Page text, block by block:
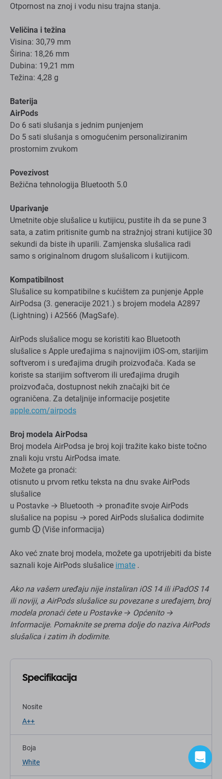
Otpornost na znoj i vodu nisu trajna stanja.
Veličina i težina
Visina: 30,79 mm
Širina: 18,26 mm
Dubina: 19,21 mm
Težina: 4,28 g
Baterija
AirPods
Do 6 sati slušanja s jednim punjenjem
Do 5 sati slušanja s omogućenim personaliziranim
prostornim zvukom
Povezivost
Bežična tehnologija Bluetooth 5.0
Uparivanje
Umetnite obje slušalice u kutijicu, pustite ih da se pune 3
sata, a zatim pritisnite gumb na stražnjoj strani kutijice 30
sekundi da biste ih uparili. Zamjenska slušalica radi
samo s originalnom drugom slušalicom i kutijicom.
Kompatibilnost
Slušalice su kompatibilne s kućištem za punjenje Apple
AirPodsa (3. generacije 2021.) s brojem modela A2897
(Lightning) i A2566 (MagSafe).
AirPods slušalice mogu se koristiti kao Bluetooth
slušalice s Apple uređajima s najnovijim iOS-om, starijim
softverom i s uređajima drugih proizvođača. Kada se
koriste sa starijim softverom ili uređajima drugih
proizvođača, dostupnost nekih značajki bit će
ograničena. Za detaljnije informacije posjetite
apple.com/airpods
Broj modela AirPodsa
Broj modela AirPodsa je broj koji tražite kako biste točno
znali koju vrstu AirPodsa imate.
Možete ga pronaći:
otisnuto u prvom retku teksta na dnu svake AirPods
slušalice
u Postavke → Bluetooth → pronađite svoje AirPods
slušalice na popisu → pored AirPods slušalica dodirnite
gumb ⓘ (Više informacija)
Ako već znate broj modela, možete ga upotrijebiti da biste
saznali koje AirPods slušalice imate .
Ako na vašem uređaju nije instaliran iOS 14 ili iPadOS 14
ili noviji, a AirPods slušalice su povezane s uređajem, broj
modela pronaći ćete u Postavke → Općenito →
Informacije. Pomaknite se prema dolje do naziva AirPods
slušalica i zatim ih dodirnite.
Specifikacija
Nosite
A++
Boja
White